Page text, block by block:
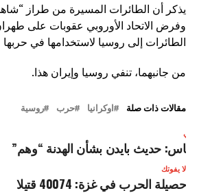
يذكر أن الطائرات المسيرة من طراز
وفرض الاتحاد الأوروبي عقوبات على
الطائرات إلى روسيا لاستخدامها في حربها
من جانبهما، تنفي روسيا وإيران هذا.
مقالات ذات صلة اوكرانيا حرب روسية
حديث بايدن بشأن الهدنة “وهم”
لا يفوتك
حصيلة الحرب في غزة: 40074 قتيلا